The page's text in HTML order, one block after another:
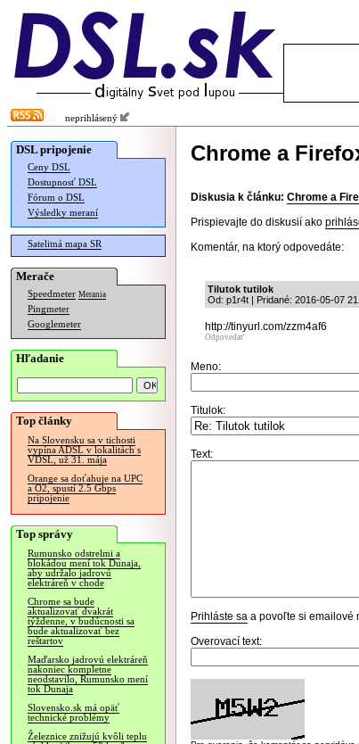
neprihlásený
DSL pripojenie
Ceny DSL
Dostupnosť DSL
Fórum o DSL
Výsledky meraní
Satelitná mapa SR
Merače
Speedmeter Merania
Pingmeter
Googlemeter
Hľadanie
Top články
Na Slovensku sa v tichosti
vypína ADSL v lokalitách s
VDSL, už 31. mája
Orange sa doťahuje na UPC
a O2, spustí 2.5 Gbps
pripojenie
Top správy
Rumunsko odstrelmi a
blokádou mení tok Dunaja,
aby udržalo jadrovú
elektráreň v chode
Chrome sa bude
aktualizovať dvakrát
týždenne, v budúcnosti sa
bude aktualizovať bez
reštartov
Maďarsko jadrovú elektráreň
nakoniec kompletne
neodstavilo, Rumunsko mení
tok Dunaja
Slovensko.sk má opäť
technické problémy
Železnice znižujú kvôli teplu
Chrome a
Diskusia k článku: Chrome a
Prispievajte do diskusií ako
Komentár, na ktorý odpovedáte:
Tilutok tutilok
Od: p1r4t | Pridané: 2016-05-07
http://tinyurl.com/zzm4af6
Odpovedať
Meno:
Titulok:
Text:
Prihláste sa a povoľte si emailové
Overovací text: